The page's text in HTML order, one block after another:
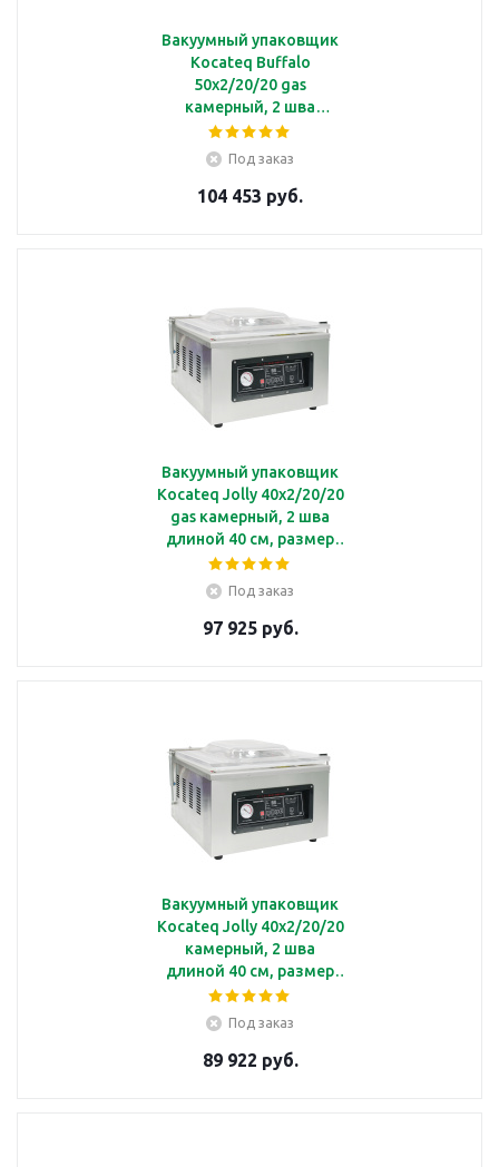
Вакуумный упаковщик
Kocateq Buffalo
50x2/20/20 gas
камерный, 2 шва
длиной 50 см, размер
камеры 52х52х13 см, с
системой подачи
инертного газа
Под заказ
104 453 руб.
Вакуумный упаковщик
Kocateq Jolly 40x2/20/20
gas камерный, 2 шва
длиной 40 см, размер
камеры 42х38х13 см, с
системой подачи
инертного газа
Под заказ
97 925 руб.
Вакуумный упаковщик
Kocateq Jolly 40x2/20/20
камерный, 2 шва
длиной 40 см, размер
камеры 42х38х13 см
Под заказ
89 922 руб.